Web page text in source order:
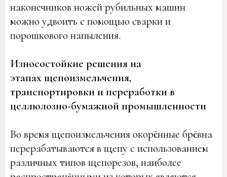
наконечников ножей рубильных машин
можно удвоить с помощью сварки и
порошкового напыления.
Износостойкие решения на
этапах щепоизмельчения,
транспортировки и переработки в
целлюлозно-бумажной промышленности
Во время щепоизмельчения окорённые брёвна
перерабатываются в щепу с использованием
различных типов щепорезов, наиболее